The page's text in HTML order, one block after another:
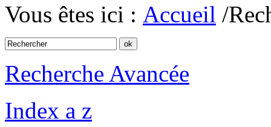
Vous êtes ici : Accueil /
Recherche Avancée
Index a z